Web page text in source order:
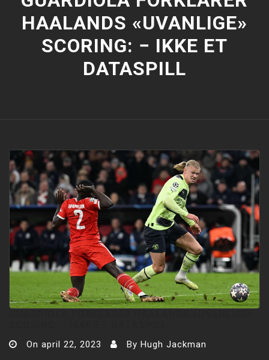
HAALANDS «UVANLIGE»
SCORING: − IKKE ET
DATASPILL
On april 22, 2023 By Hugh Jackman